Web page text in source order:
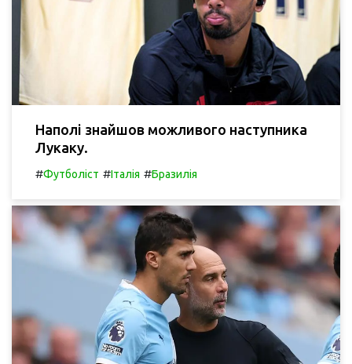
Наполі знайшов можливого наступника
Лукаку.
#Футболіст #Італія #Бразилія